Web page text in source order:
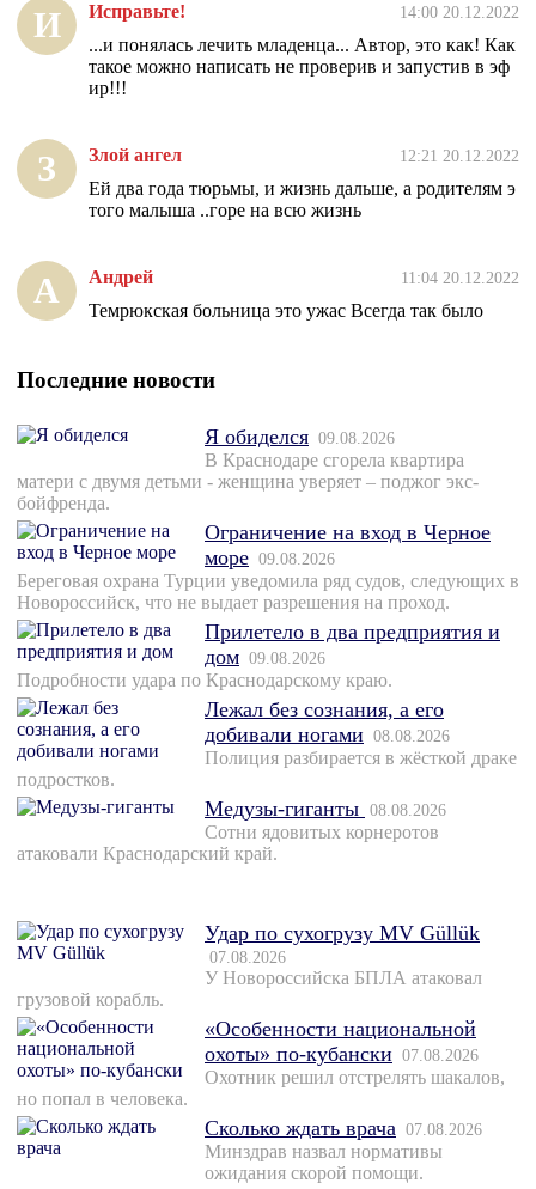
И Исправьте! 14:00 20.12.2022
...и понялась лечить младенца... Автор, это как! Как
такое можно написать не проверив и запустив в эф
ир!!!
З Злой ангел 12:21 20.12.2022
Ей два года тюрьмы, и жизнь дальше, а родителям э
того малыша ..горе на всю жизнь
А Андрей 11:04 20.12.2022
Темрюкская больница это ужас Всегда так было
Последние новости
Я обиделся 09.08.2026
В Краснодаре сгорела квартира
матери с двумя детьми - женщина уверяет – поджог экс-
бойфренда.
Ограничение на вход в Черное
море 09.08.2026
Береговая охрана Турции уведомила ряд судов, следующих в
Новороссийск, что не выдает разрешения на проход.
Прилетело в два предприятия и
дом 09.08.2026
Подробности удара по Краснодарскому краю.
Лежал без сознания, а его
добивали ногами 08.08.2026
Полиция разбирается в жёсткой драке
подростков.
Медузы-гиганты 08.08.2026
Сотни ядовитых корнеротов
атаковали Краснодарский край.
Удар по сухогрузу MV Güllük
07.08.2026
У Новороссийска БПЛА атаковал
грузовой корабль.
«Особенности национальной
охоты» по-кубански 07.08.2026
Охотник решил отстрелять шакалов,
но попал в человека.
Сколько ждать врача 07.08.2026
Минздрав назвал нормативы
ожидания скорой помощи.